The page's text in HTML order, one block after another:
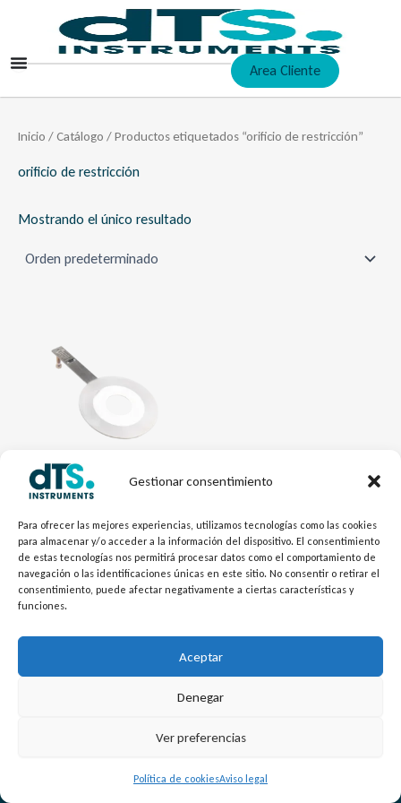
Gestionar consentimiento
Para ofrecer las mejores experiencias, utilizamos tecnologías como las cookies
para almacenar y/o acceder a la información del dispositivo. El consentimiento
de estas tecnologías nos permitirá procesar datos como el comportamiento de
navegación o las identificaciones únicas en este sitio. No consentir o retirar el
consentimiento, puede afectar negativamente a ciertas características y
funciones.
Aceptar
Denegar
Ver preferencias
Política de cookiesAviso legal
contenido
Area Cliente
Inicio /Catálogo / Productos etiquetados “orificio de restricción”
orificio de restricción
Mostrando el único resultado
Caudal - dTSFlow
Orificios de Restricción
L
i
n
u